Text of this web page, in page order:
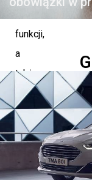
funkcji,
a
także
wysoki
poziom
bezpieczeństwa.
Obecnie
Volvo